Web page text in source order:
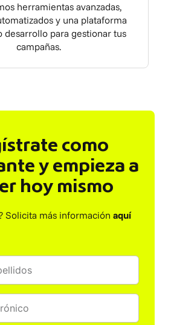
herramientas avanzadas,
y una plataforma
desarrollo para gestionar tus
campañas.
como
y empieza a
hoy mismo
Solicita más información aquí